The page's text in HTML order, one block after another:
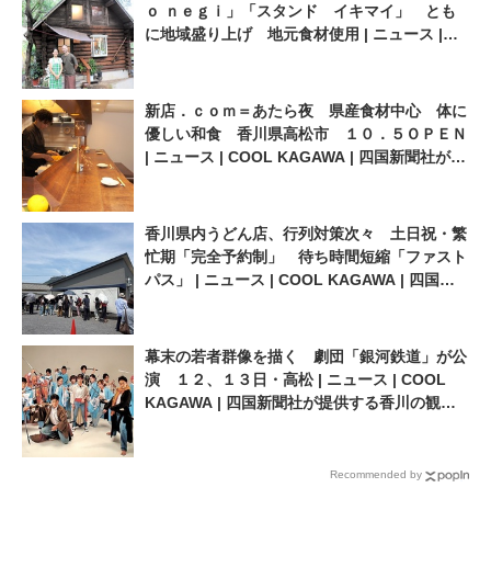
ｏ ｎｅｇｉ」「スタンド イキマイ」 とも
に地域盛り上げ 地元食材使用 | ニュース |
新店．ｃｏｍ＝あたら夜 県産食材中心 体に
優しい和食 香川県高松市 １０．５ＯＰＥＮ
| ニュース | COOL KAGAWA | 四国新聞社が提
香川県内うどん店、行列対策次々 土日祝・繁
忙期「完全予約制」 待ち時間短縮「ファスト
パス」 | ニュース | COOL KAGAWA | 四国新
幕末の若者群像を描く 劇団「銀河鉄道」が公
演 １２、１３日・高松 | ニュース | COOL
KAGAWA | 四国新聞社が提供する香川の観光
Recommended by